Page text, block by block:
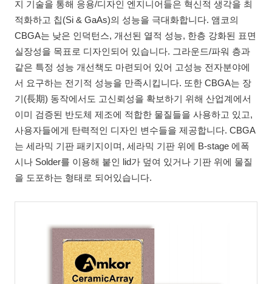
지 기술을 통해 응용/디자인 엔지니어들은 혁신적 생각을 최
적화하고 칩(Si & GaAs)의 성능을 극대화합니다. 앰코의
CBGA는 낮은 인덕턴스, 개선된 열적 성능, 한층 강화된 표면
실장성을 목표로 디자인되어 있습니다. 그라운드/파워 층과
같은 특정 성능 개선책도 마련되어 있어 고성능 전자분야에
서 요구하는 전기적 성능을 만족시킵니다. 또한 CBGA는 장
기(長期) 동작에서도 고신뢰성을 확보하기 위해 산업계에서
이미 검증된 반도체 제조에 적합한 물질들을 사용하고 있고,
사용자들에게 탄력적인 디자인 변수들을 제공합니다. CBGA
는 세라믹 기판 패키지이며, 세라믹 기판 위에 B-stage 에폭
시나 Solder를 이용해 붙인 lid가 덮여 있거나 기판 위에 물질
을 도포하는 형태로 되어있습니다.